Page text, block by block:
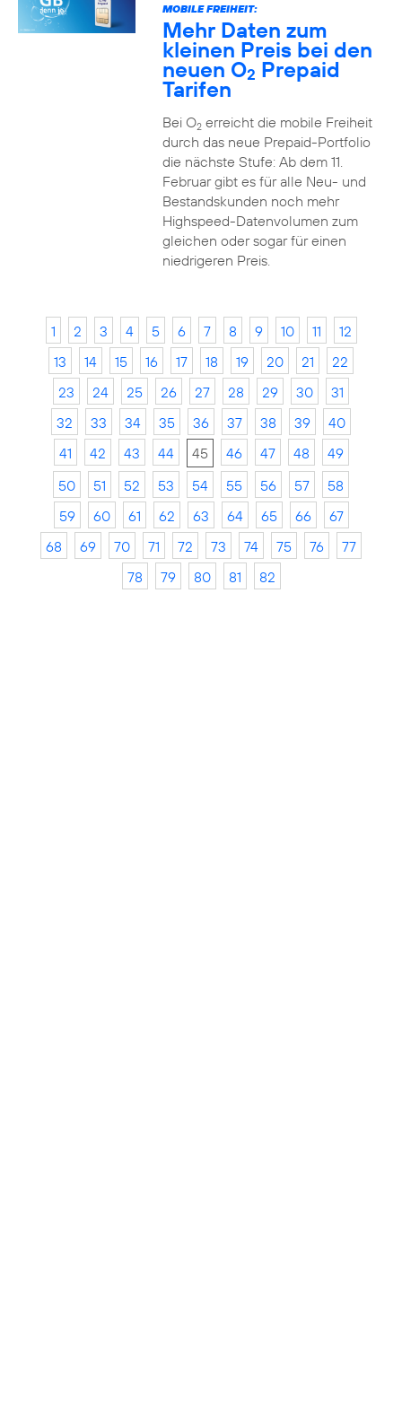
MOBILE FREIHEIT:
Mehr Daten zum
kleinen Preis bei den
neuen O2 Prepaid
Tarifen
Bei O2erreicht die mobile Freiheit
durch das neue Prepaid-Portfolio
die nächste Stufe: Ab dem 11.
Februar gibt es für alle Neu- und
Bestandskunden noch mehr
Highspeed-Datenvolumen zum
gleichen oder sogar für einen
niedrigeren Preis.
1 2 3 4 5 6 7 8 9 10 11
12
13
14 15 16 17 18 19 20 21
22
23
24 25 26 27 28 29 30
31
32
33 34 35 36 37 38 39
40
41
42 43 44 45 46 47 48
49
50
51 52 53 54 55 56 57
58
59
60 61 62 63 64 65 66
67
68
69 70 71 72 73 74 75 76
77
78
79 80 81 82